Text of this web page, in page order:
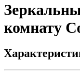
комнату